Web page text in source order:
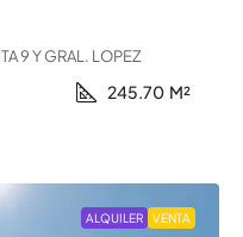
9 Y GRAL. LOPEZ
245.70 M²
ALQUILER VENTA